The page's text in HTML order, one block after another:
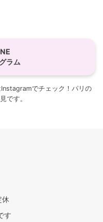
ラム
でチェック！パリの
です。
休
す